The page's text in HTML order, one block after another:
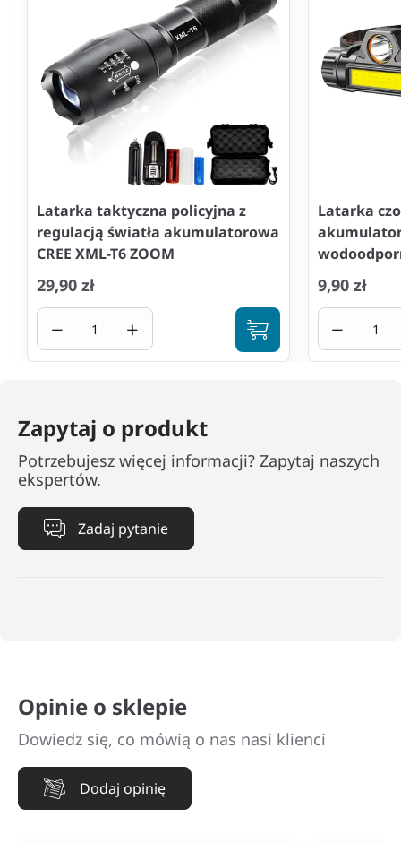
Latarka taktyczna policyjna z
regulacją światła akumulatorowa
CREE XML-T6 ZOOM
29,90 zł
− +
Latarka
9,90 zł
−
Zapytaj o produkt
Potrzebujesz więcej informacji? Zapytaj naszych
ekspertów.
Zadaj pytanie
Opinie o sklepie
Dowiedz się, co mówią o nas nasi klienci
Dodaj opinię